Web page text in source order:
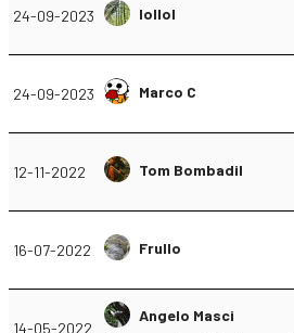
24-09-2023 lollol
24-09-2023 Marco C
12-11-2022 Tom Bombadil
16-07-2022 Frullo
14-05-2022
Angelo Masci